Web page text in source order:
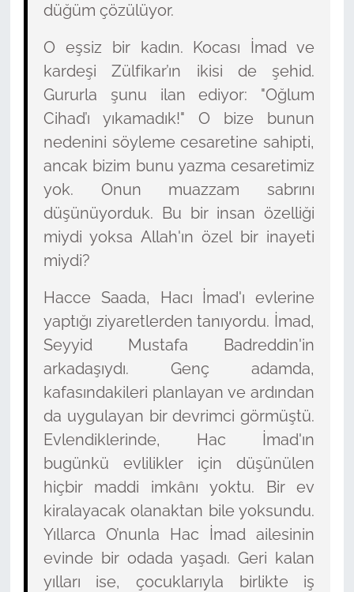
düğüm çözülüyor.
O eşsiz bir kadın. Kocası İmad ve
kardeşi Zülfikar’ın ikisi de şehid.
Gururla şunu ilan ediyor: "Oğlum
Cihad’ı yıkamadık!" O bize bunun
nedenini söyleme cesaretine sahipti,
ancak bizim bunu yazma cesaretimiz
yok. Onun muazzam sabrını
düşünüyorduk. Bu bir insan özelliği
miydi yoksa Allah'ın özel bir inayeti
miydi?
Hacce Saada, Hacı İmad'ı evlerine
yaptığı ziyaretlerden tanıyordu. İmad,
Seyyid Mustafa Badreddin'in
arkadaşıydı. Genç adamda,
kafasındakileri planlayan ve ardından
da uygulayan bir devrimci görmüştü.
Evlendiklerinde, Hac İmad'ın
bugünkü evlilikler için düşünülen
hiçbir maddi imkânı yoktu. Bir ev
kiralayacak olanaktan bile yoksundu.
Yıllarca O’nunla Hac İmad ailesinin
evinde bir odada yaşadı. Geri kalan
yılları ise, çocuklarıyla birlikte iş